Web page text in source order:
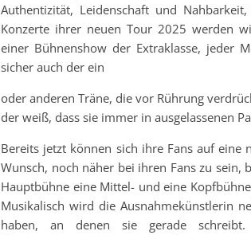
Authentizität, Leidenschaft und
Konzerte ihrer neuen Tour 2025 werden
einer Bühnenshow der Extraklasse, jeder
sicher auch der ein
oder anderen Träne, die vor Rührung
der weiß, dass sie immer in ausgelassenen
Bereits jetzt können sich ihre Fans auf
Wunsch, noch näher bei ihren Fans zu
Hauptbühne eine Mittel- und eine
Musikalisch wird die Ausnahmekünstlerin
haben, an denen sie gerade